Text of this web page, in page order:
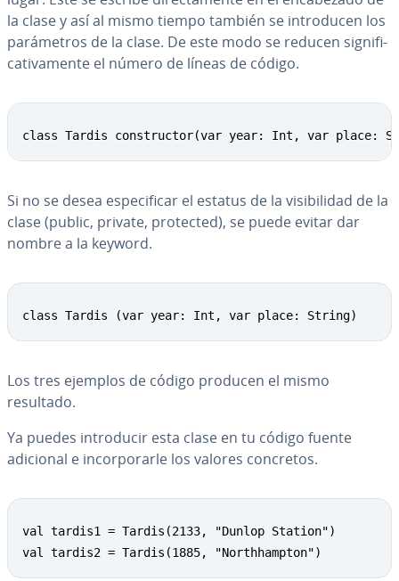
la clase y así al mismo tiempo también se in­tro­du­cen los
pa­rá­me­tros de la clase. De este modo se reducen si­g­ni­fi­
ca­ti­va­me­n­te el número de líneas de código.
class Tardis constructor(var year: Int, var place:
Si no se desea es­pe­ci­fi­car el estatus de la vi­si­bi­li­dad de la
clase (public, private, protected), se puede evitar dar
nombre a la keyword.
class Tardis (var year: Int, var place: String)
Los tres ejemplos de código producen el mismo
resultado.
Ya puedes in­tro­du­cir esta clase en tu código fuente
adicional e in­co­r­po­rar­le los valores concretos.
val tardis1 = Tardis(2133, "Dunlop Station")
val tardis2 = Tardis(1885, "Northhampton")